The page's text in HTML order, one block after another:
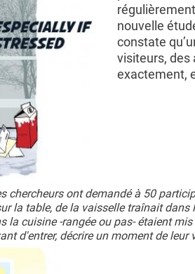
nouvelle
constate
visiteurs, des
exactement,
chercheurs ont demandé à 50
la table, de la vaisselle traînait
la cuisine -rangée ou pas- étaient
d'entrer, décrire un moment de